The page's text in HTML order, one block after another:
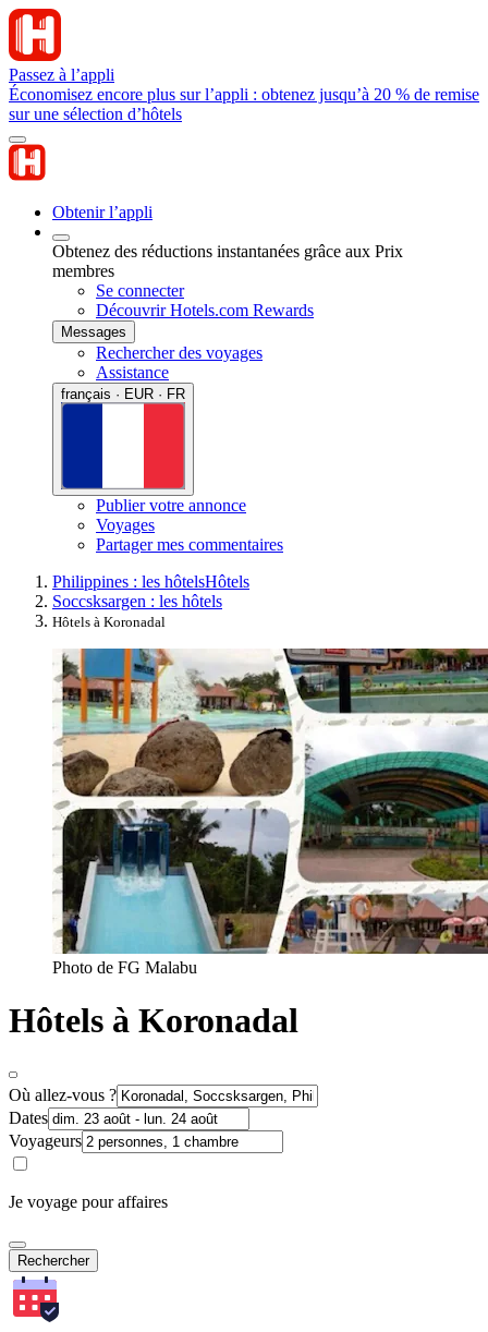
Passez à l’appli
Économisez encore plus sur l’appli : obtenez jusqu’à 20 % de remise
sur une sélection d’hôtels
Obtenir l’appli
Obtenez des réductions instantanées grâce aux Prix
membres
Se connecter
Découvrir Hotels.com Rewards
Messages
Rechercher des voyages
Assistance
français · EUR · FR
Publier votre annonce
Voyages
Partager mes commentaires
Philippines : les hôtelsHôtels
Soccsksargen : les hôtels
Hôtels à Koronadal
Photo de FG Malabu
Hôtels à Koronadal
Où allez-vous ?
Dates
Voyageurs
Je voyage pour affaires
Rechercher